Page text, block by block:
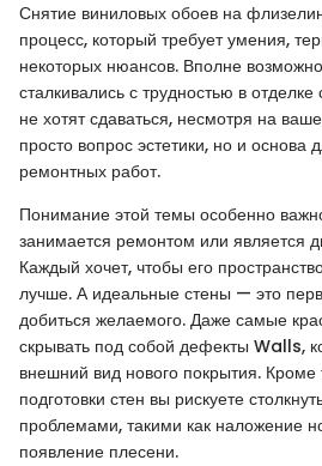
Снятие виниловых обоев на
процесс, который требует умения,
некоторых нюансов. Вполне
сталкивались с трудностью в отделке
не хотят сдаваться, несмотря на
просто вопрос эстетики, но и основа
ремонтных работ.
Понимание этой темы особенно
занимается ремонтом или является
Каждый хочет, чтобы его
лучше. А идеальные стены — это
добиться желаемого. Даже самые
скрывать под собой дефекты Walls,
внешний вид нового покрытия. Кроме
подготовки стен вы рискуете
проблемами, такими как наложение
появление плесени.